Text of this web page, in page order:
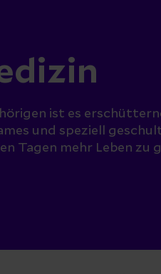
ist es
und speziell
Tagen mehr Leben zu